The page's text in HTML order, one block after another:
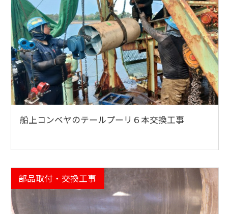
船上コンベヤのテールプーリ６本交換工事
部品取付・交換工事